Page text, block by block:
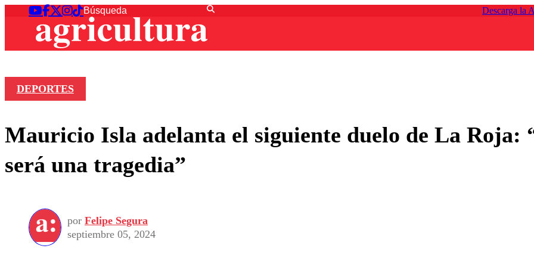
Descarga la
DEPORTES
Mauricio Isla adelanta el siguiente duelo de La Roja:
será una tragedia”
por Felipe Segura
septiembre 05, 2024